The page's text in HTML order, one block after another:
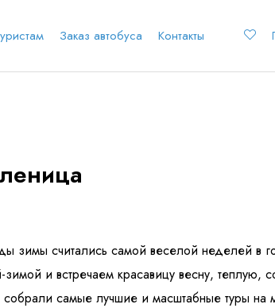
Заказ автобуса Контакты
зимы считались самой веселой неделей в
и встречаем красавицу весну, теплую,
самые лучшие и масштабные туры на